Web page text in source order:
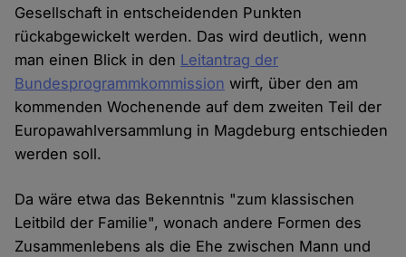
Gesellschaft in entscheidenden Punkten
rückabgewickelt werden. Das wird deutlich, wenn
man einen Blick in den Leitantrag der
Bundesprogrammkommission wirft, über den am
kommenden Wochenende auf dem zweiten Teil der
Europawahlversammlung in Magdeburg entschieden
werden soll.
Da wäre etwa das Bekenntnis "zum klassischen
Leitbild der Familie", wonach andere Formen des
Zusammenlebens als die Ehe zwischen Mann und